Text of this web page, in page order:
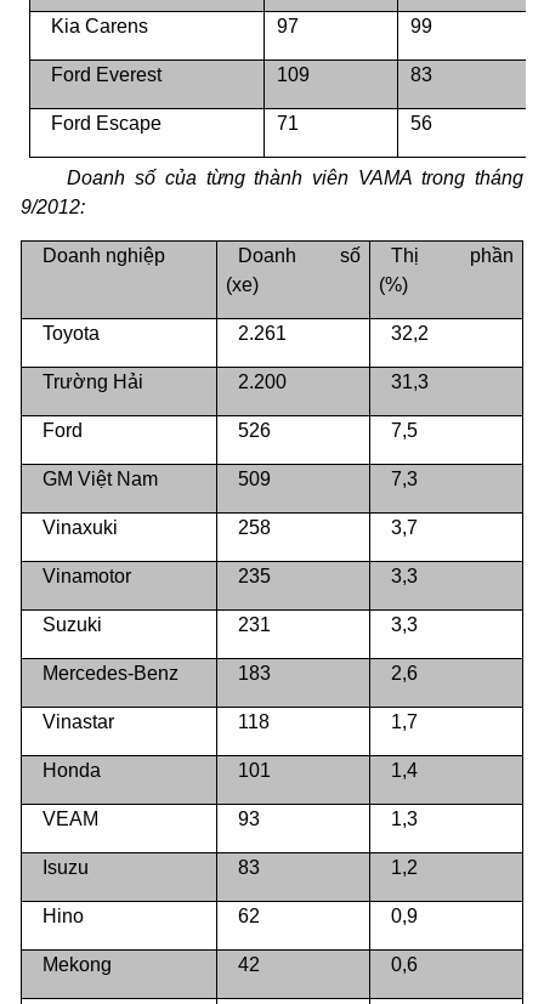
Kia Carens 97 99
Ford Everest 109 83
Ford Escape 71 56
Doanh số của từng thành viên VAMA trong tháng
9/2012:
Doanh nghiệp
Doanh số
(xe)
Thị phần
(%)
Toyota 2.261 32,2
Trường Hải 2.200 31,3
Ford 526 7,5
GM Việt Nam 509 7,3
Vinaxuki 258 3,7
Vinamotor 235 3,3
Suzuki 231 3,3
Mercedes-Benz 183 2,6
Vinastar 118 1,7
Honda 101 1,4
VEAM 93 1,3
Isuzu 83 1,2
Hino 62 0,9
Mekong 42 0,6